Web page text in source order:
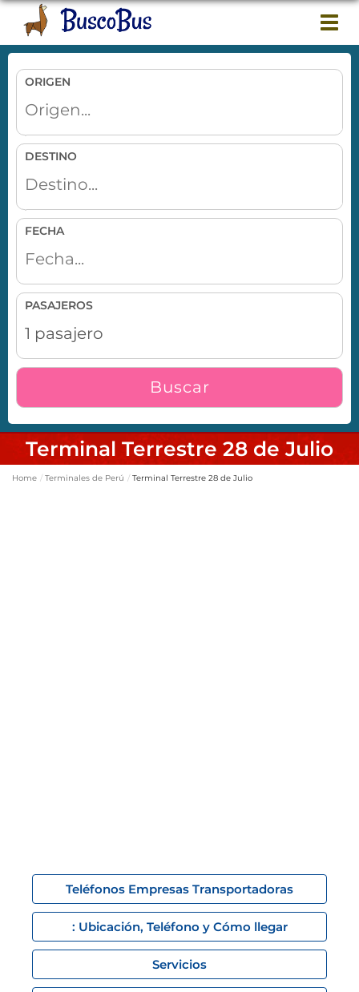
ORIGEN
DESTINO
FECHA
PASAJEROS
Buscar
Terminal Terrestre 28 de Julio
Home Terminales de Perú Terminal Terrestre 28 de Julio
Teléfonos Empresas Transportadoras
: Ubicación, Teléfono y Cómo llegar
Servicios